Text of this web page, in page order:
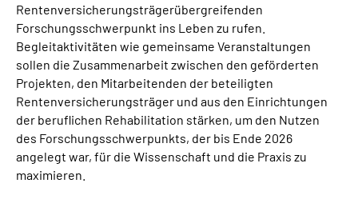
Rentenversicherungsträgerübergreifenden
Forschungsschwerpunkt ins Leben zu rufen.
Begleitaktivitäten wie gemeinsame Veranstaltungen
sollen die Zusammenarbeit zwischen den geförderten
Projekten, den Mitarbeitenden der beteiligten
Rentenversicherungsträger und aus den Einrichtungen
der beruflichen Rehabilitation stärken, um den Nutzen
des Forschungsschwerpunkts, der bis Ende 2026
angelegt war, für die Wissenschaft und die Praxis zu
maximieren.